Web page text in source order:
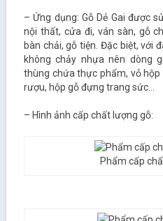
– Ứng dụng: Gỗ Dẻ Gai được
nội thất, cửa đi, ván sàn, gỗ
bàn chải, gỗ tiện. Đặc biệt, với
không chảy nhựa nên dòng
thùng chứa thực phẩm, vỏ
rượu, hộp gỗ đựng trang sức…
– Hình ảnh cấp chất lượng gỗ:
Phẩm cấp